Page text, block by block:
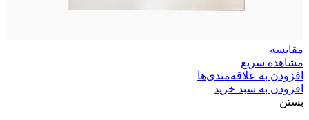
مقایسه
مشاهده سریع
افزودن به علاقه‌مندی‌ها
افزودن به سبد خرید
بستن